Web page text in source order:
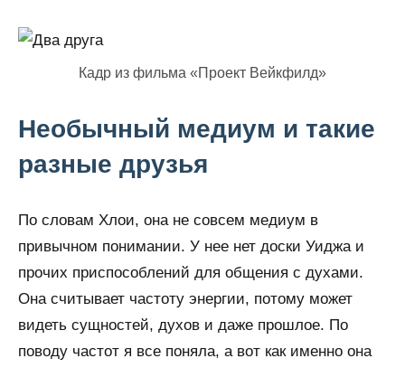
Кадр из фильма «Проект Вейкфилд»
Необычный медиум и такие
разные друзья
По словам Хлои, она не совсем медиум в
привычном понимании. У нее нет доски Уиджа и
прочих приспособлений для общения с духами.
Она считывает частоту энергии, потому может
видеть сущностей, духов и даже прошлое. По
поводу частот я все поняла, а вот как именно она